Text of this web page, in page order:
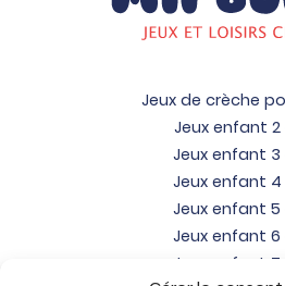
Jeux de crèche
Jeux enfant 2
Jeux enfant 3
Jeux enfant 4
Jeux enfant 5
Jeux enfant 6
Jeux enfant 7